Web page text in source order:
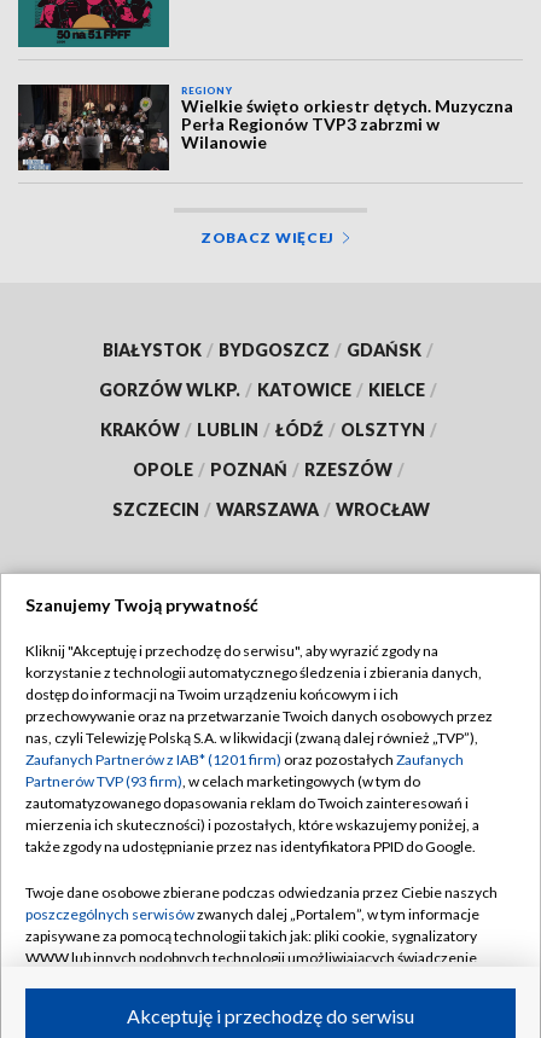
REGIONY
Wielkie święto orkiestr dętych. Muzyczna
Perła Regionów TVP3 zabrzmi w
Wilanowie
ZOBACZ WIĘCEJ
BIAŁYSTOK / BYDGOSZCZ / GDAŃSK /
GORZÓW WLKP. / KATOWICE / KIELCE /
KRAKÓW / LUBLIN / ŁÓDŹ / OLSZTYN /
OPOLE / POZNAŃ / RZESZÓW /
SZCZECIN / WARSZAWA / WROCŁAW
TVP
Abonament TVP
Emisja w TVP
Centrum informacji TVP
Naziemna Telewizja Cyfrowa
Rada Programowa
System NOS
Informacje o nadawcy
Program dla prasy
Regulamin TVP
Polityka prywatności
Moje zgody
Pomoc
Kontakt
Kanały
Szanujemy Twoją prywatność
Kliknij "Akceptuję i przechodzę do serwisu", aby wyrazić zgody na
korzystanie z technologii automatycznego śledzenia i zbierania danych,
dostęp do informacji na Twoim urządzeniu końcowym i ich
przechowywanie oraz na przetwarzanie Twoich danych osobowych przez
nas, czyli Telewizję Polską S.A. w likwidacji (zwaną dalej również „TVP”),
Zaufanych Partnerów z IAB* (1201 firm) oraz pozostałych Zaufanych
Partnerów TVP (93 firm), w celach marketingowych (w tym do
zautomatyzowanego dopasowania reklam do Twoich zainteresowań i
mierzenia ich skuteczności) i pozostałych, które wskazujemy poniżej, a
także zgody na udostępnianie przez nas identyfikatora PPID do Google.
Twoje dane osobowe zbierane podczas odwiedzania przez Ciebie naszych
poszczególnych serwisówzwanych dalej „Portalem”, w tym informacje
zapisywane za pomocą technologii takich jak: pliki cookie, sygnalizatory
WWW lub innych podobnych technologii umożliwiających świadczenie
ruchu w Internecie.Akceptuję i przechodzę do serwisu